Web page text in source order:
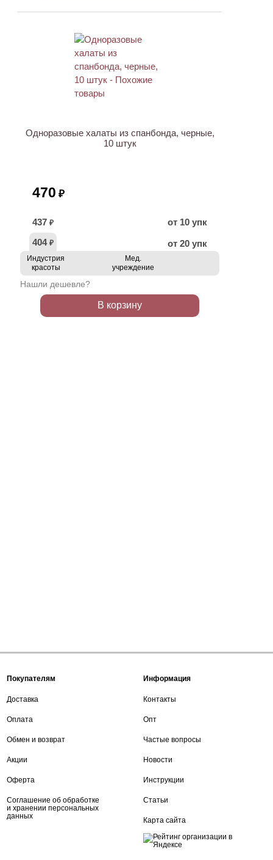
Одноразовые халаты из спанбонда, черные,
10 штук
470 ₽
437 ₽
от 10 упк
404 ₽ от 20 упк
Индустрия
красоты
Мед.
учреждение
Нашли дешевле?
В корзину
Покупателям
Доставка
Оплата
Обмен и возврат
Акции
Оферта
Соглашение об обработке
и хранении персональных
данных
Информация
Контакты
Опт
Частые вопросы
Новости
Инструкции
Статьи
Карта сайта